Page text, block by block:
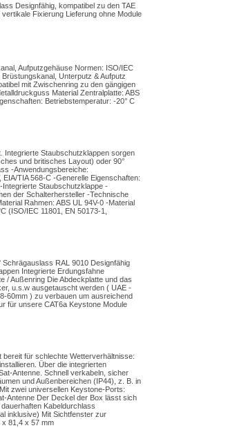
Designfähig, kompatibel zu den TAE
Fixierung Lieferung ohne Module
Aufputzgehäuse Normen: ISO/IEC
Unterputz & Aufputz
mit Zwischenring zu den gängigen
Material Zentralplatte: ABS
Betriebstemperatur: -20° C
Integrierte Staubschutzklappen sorgen
und britisches Layout) oder 90°
-Anwendungsbereiche:
TIA 568-C -Generelle Eigenschaften:
Staubschutzklappe -
der Schalterhersteller -Technische
Rahmen: ABS UL 94V-0 -Material
(ISO/IEC 11801, EN 50173-1,
RAL 9010 Designfähig
Integrierte Erdungsfahne
/ Außenring Die Abdeckplatte und das
u.s.w ausgetauscht werden ( UAE -
60mm ) zu verbauen um ausreichend
für unsere CAT6a Keystone Module
für schlechte Wetterverhältnisse:
Über die integrierten
Antenne. Schnell verkabeln, sicher
und Außenbereichen (IP44), z. B. in
zwei universellen Keystone-Ports:
Antenne Der Deckel der Box lässt sich
Kabeldurchlass
inklusive) Mit Sichtfenster zur
x 81,4 x 57 mm